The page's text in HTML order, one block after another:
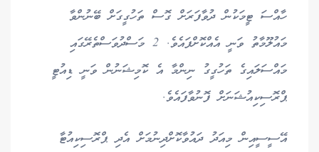
ހާއްސަ ޓީމަކުން ދުވާފަރަށް ގޮސް ތަހުގީގަށް ބޭނުންވާ
މައުލޫމާތު ވަނީ އެއްކޮށްފައެވެ. 2 މަސްދުވަސްތެރޭގައި
މައްސަލައިގެ ތަހުގީގު ނިންމާ އެ ކޮމިޝަނުން ވަނީ ޑިއުޓީ
ޕްރޮސިކިއުޝަނަށް ފޮނުވާފައެވެ.
އޭސީސީއިން މިއަދު ދައުވާކޮށްދިނުމަށް އެދި ޕްރޮސިކިއުޓާ